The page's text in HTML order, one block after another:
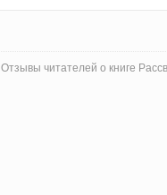
Отзывы читателей о книге